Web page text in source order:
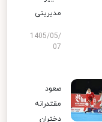
مدیریتی
1405/05/
07
صعود
مقتدرانه
دختران